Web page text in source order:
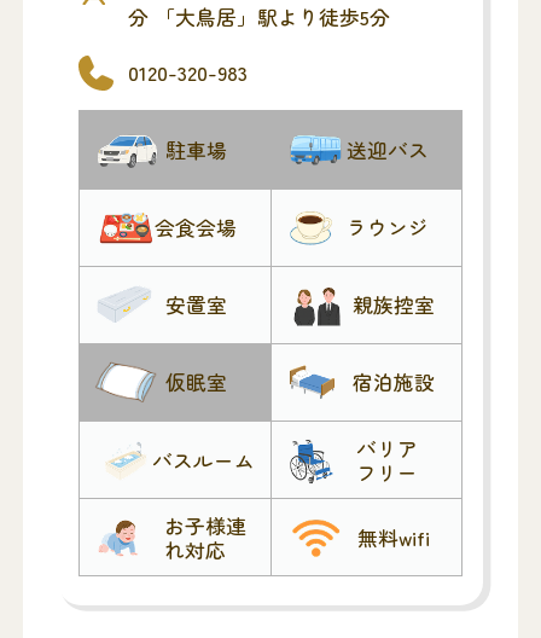
「しおり」として、そっと寄り添えるよ
う、最期のお見送りをお手伝いさせてい
ただきます。
分 「大鳥居」駅より徒歩5分
0120-320-983
駐車場 送迎バス
会食会場 ラウンジ
安置室 親族控室
仮眠室 宿泊施設
バスルーム
バリア
フリー
お子様連
れ対応
無料wifi